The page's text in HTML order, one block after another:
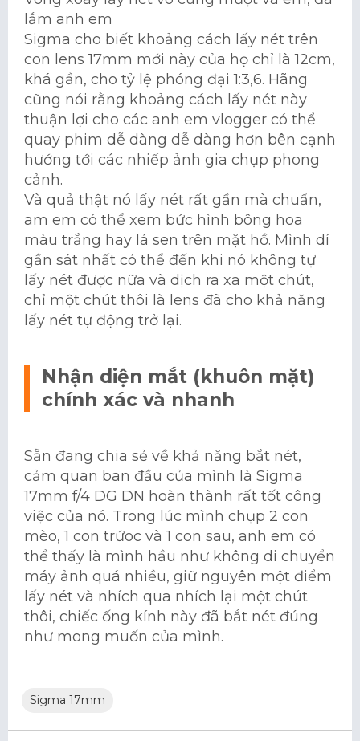
lắm anh em
Sigma cho biết khoảng cách lấy nét trên
con lens 17mm mới này của họ chỉ là 12cm,
khá gần, cho tỷ lệ phóng đại 1:3,6. Hãng
cũng nói rằng khoảng cách lấy nét này
thuận lợi cho các anh em vlogger có thể
quay phim dễ dàng dễ dàng hơn bên cạnh
hướng tới các nhiếp ảnh gia chụp phong
cảnh.
Và quả thật nó lấy nét rất gần mà chuẩn,
am em có thể xem bức hình bông hoa
màu trắng hay lá sen trên mặt hồ. Mình dí
gần sát nhất có thể đến khi nó không tự
lấy nét được nữa và dịch ra xa một chút,
chỉ một chút thôi là lens đã cho khả năng
lấy nét tự động trở lại.
Nhận diện mắt (khuôn mặt)
chính xác và nhanh
Sẵn đang chia sẻ về khả năng bắt nét,
cảm quan ban đầu của mình là Sigma
17mm f/4 DG DN hoàn thành rất tốt công
việc của nó. Trong lúc mình chụp 2 con
mèo, 1 con trứoc và 1 con sau, anh em có
thể thấy là mình hầu như không di chuyển
máy ảnh quá nhiều, giữ nguyên một điểm
lấy nét và nhích qua nhích lại một chút
thôi, chiếc ống kính này đã bắt nét đúng
như mong muốn của mình.
Sigma 17mm